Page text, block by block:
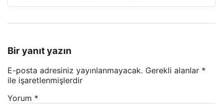
Bir yanıt yazın
E-posta adresiniz yayınlanmayacak. Gerekli alanlar *
ile işaretlenmişlerdir
Yorum *